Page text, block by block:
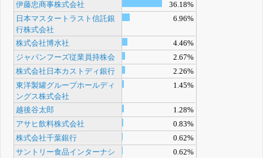
伊藤忠商事株式会社
36.18%
日本マスタートラスト信託銀
行株式会社
6.96%
株式会社博水社
4.46%
ジャパンフーズ従業員持株会
2.67%
株式会社日本カストディ銀行
2.26%
東洋製罐グループホールディ
ングス株式会社
1.45%
越後谷太郎
1.28%
アサヒ飲料株式会社
0.83%
株式会社千葉銀行
0.62%
サントリー食品インターナシ
0.62%